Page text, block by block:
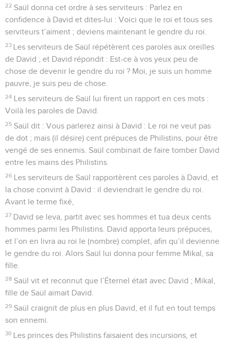
22 Saül donna cet ordre à ses serviteurs : Parlez en
confidence à David et dites-lui : Voici que le roi et tous ses
serviteurs t’aiment ; deviens maintenant le gendre du roi.
23 Les serviteurs de Saül répétèrent ces paroles aux oreilles
de David ; et David répondit : Est-ce à vos yeux peu de
chose de devenir le gendre du roi ? Moi, je suis un homme
pauvre, je suis peu de chose.
24 Les serviteurs de Saül lui firent un rapport en ces mots :
Voilà les paroles de David.
25 Saül dit : Vous parlerez ainsi à David : Le roi ne veut pas
de dot ; mais (il désire) cent prépuces de Philistins, pour être
vengé de ses ennemis. Saül combinait de faire tomber David
entre les mains des Philistins.
26 Les serviteurs de Saül rapportèrent ces paroles à David, et
la chose convint à David : il deviendrait le gendre du roi.
Avant le terme fixé,
27 David se leva, partit avec ses hommes et tua deux cents
hommes parmi les Philistins. David apporta leurs prépuces,
et l’on en livra au roi le (nombre) complet, afin qu’il devienne
le gendre du roi. Alors Saül lui donna pour femme Mikal, sa
fille.
28 Saül vit et reconnut que l’Éternel était avec David ; Mikal,
fille de Saül aimait David.
29 Saül craignit de plus en plus David, et il fut en tout temps
son ennemi.
30 Les princes des Philistins faisaient des incursions, et